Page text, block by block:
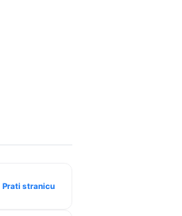
Prati stranicu